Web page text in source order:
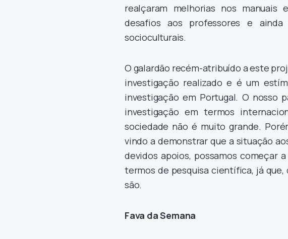
realçaram melhorias nos manuais
desafios aos professores e
socioculturais.
O galardão recém-atribuído a este
investigação realizado e é um
investigação em Portugal. O nosso
investigação em termos
sociedade não é muito grande.
vindo a demonstrar que a situação
devidos apoios, possamos começar
termos de pesquisa científica, já
são.
Fava da Semana